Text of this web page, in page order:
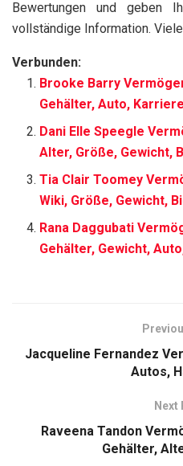
Bewertungen und geben
vollständige Information.
Verbunden:
Brooke Barry
Gehälter, Auto,
Dani Elle Speegle
Alter, Größe, Gewicht,
Tia Clair Toomey
Wiki, Größe, Gewicht,
Rana Daggubati
Gehälter, Gewicht,
Jacqueline Fernandez
Autos,
Next
Raveena Tandon
Gehälter,